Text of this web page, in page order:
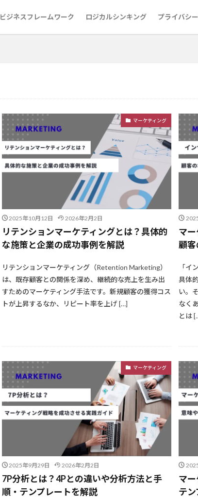
ビジネスフレームワーク ロジカルシンキング プライバシ
マーケティング
2025年10月12日 2026年2月2日
リテンションマーケティングとは？具体的
な施策と企業の成功事例を解説
リテンションマーケティング（Retention Marketing）
は、既存顧客との関係を深め、継続的な売上を生み出
すためのマーケティング手法です。新規顧客の獲得コス
トが上昇するなか、リピート率を上げ […]
マ
顧
「イ
具体
い。
なく
とは
マーケティング
2025年9月29日 2026年2月2日
7P分析とは？4Pとの違いや分析方法と手
順・テンプレートを解説
マ
テ